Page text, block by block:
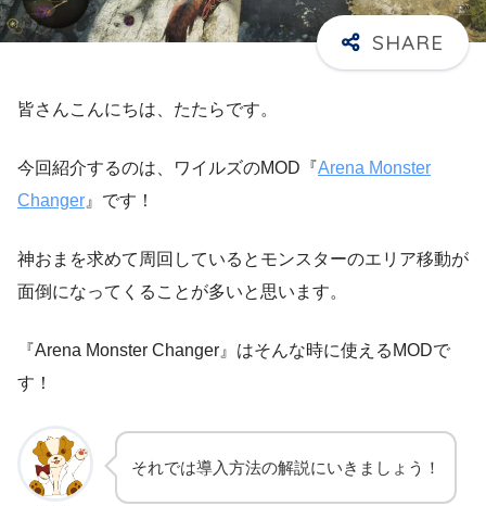
皆さんこんにちは、たたらです。
今回紹介するのは、ワイルズのMOD『Arena Monster
Changer 』です！
神おまを求めて周回しているとモンスターのエリア移動が
面倒になってくることが多いと思います。
『Arena Monster Changer』はそんな時に使えるMODで
す！
それでは導入方法の解説にいきましょう！